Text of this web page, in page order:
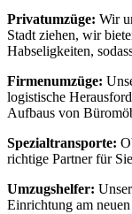
Privatumzüge: Wir
Stadt ziehen, wir
Habseligkeiten,
Firmenumzüge:
logistische
Aufbaus von
Spezialtransporte:
richtige Partner für
Umzugshelfer:
Einrichtung am